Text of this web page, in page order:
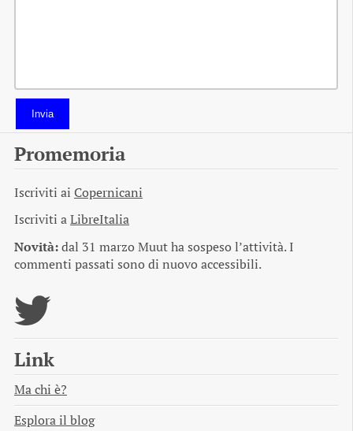
Invia
Promemoria
Iscriviti ai Copernicani
Iscriviti aLibreItalia
Novità:dal 31 marzo Muut ha sospeso l’attività. I
commenti passati sono di nuovo accessibili.
Link
Ma chi è?
Esplora il blog